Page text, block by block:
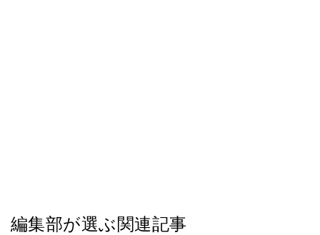
編集部が選ぶ関連記事